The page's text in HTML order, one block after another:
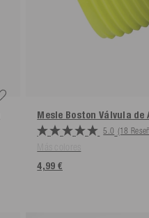
Mesle Boston Válvula de
5.0 (18
4,99 €